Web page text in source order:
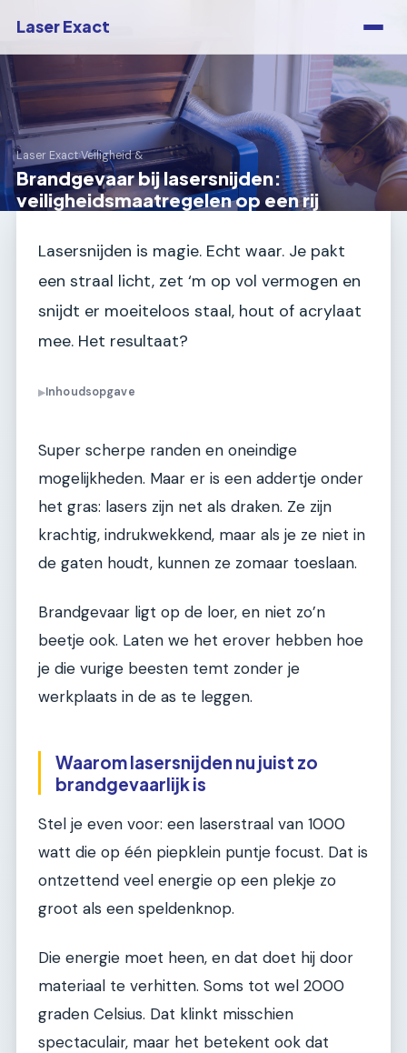
Laser Exact
Laser Exact›Veiligheid &
Brandgevaar bij lasersnijden:
veiligheidsmaatregelen op een rij
Lasersnijden is magie. Echt waar. Je pakt
een straal licht, zet ‘m op vol vermogen en
snijdt er moeiteloos staal, hout of acrylaat
mee. Het resultaat?
▶Inhoudsopgave
Super scherpe randen en oneindige
mogelijkheden. Maar er is een addertje onder
het gras: lasers zijn net als draken. Ze zijn
krachtig, indrukwekkend, maar als je ze niet in
de gaten houdt, kunnen ze zomaar toeslaan.
Brandgevaar ligt op de loer, en niet zo’n
beetje ook. Laten we het erover hebben hoe
je die vurige beesten temt zonder je
werkplaats in de as te leggen.
Waarom lasersnijden nu juist zo
brandgevaarlijk is
Stel je even voor: een laserstraal van 1000
watt die op één piepklein puntje focust. Dat is
ontzettend veel energie op een plekje zo
groot als een speldenknop.
Die energie moet heen, en dat doet hij door
materiaal te verhitten. Soms tot wel 2000
graden Celsius. Dat klinkt misschien
spectaculair, maar het betekent ook dat